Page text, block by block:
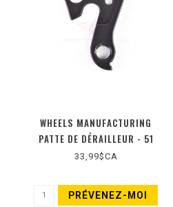
WHEELS MANUFACTURING
PATTE DE DÉRAILLEUR - 51
33,99$CA
PRÉVENEZ-MOI